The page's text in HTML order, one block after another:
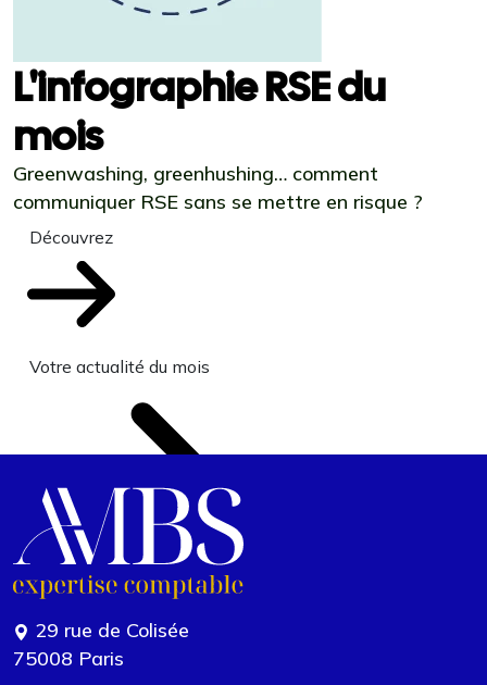
L'infographie RSE du
mois
Greenwashing, greenhushing… comment
communiquer RSE sans se mettre en risque ?
Découvrez
Votre actualité du mois
29 rue de Colisée
75008 Paris